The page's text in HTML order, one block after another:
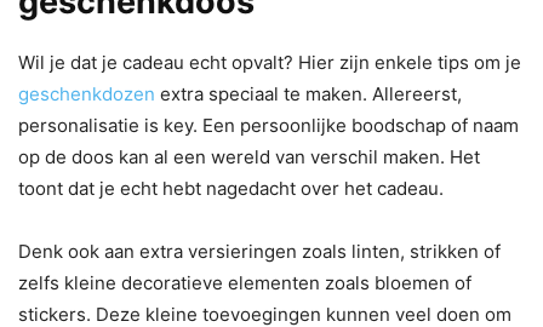
Wil je dat je cadeau echt opvalt? Hier zijn enkele tips om je
geschenkdozen extra speciaal te maken. Allereerst,
personalisatie is key. Een persoonlijke boodschap of naam
op de doos kan al een wereld van verschil maken. Het
toont dat je echt hebt nagedacht over het cadeau.
Denk ook aan extra versieringen zoals linten, strikken of
zelfs kleine decoratieve elementen zoals bloemen of
stickers. Deze kleine toevoegingen kunnen veel doen om